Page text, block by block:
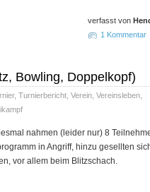
verfasst von
1 Kommentar
Bowling, Doppelkopf)
, Turnierbericht Verein Vereinsleben
nahmen (leider nur) 8
in Angriff, hinzu gesellten
vor allem beim Blitzschach.